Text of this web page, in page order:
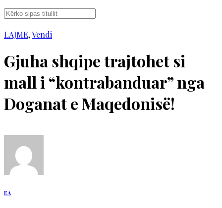
LAJME,Vendi
Gjuha shqipe trajtohet si
mall i “kontrabanduar” nga
Doganat e Maqedonisë!
EA